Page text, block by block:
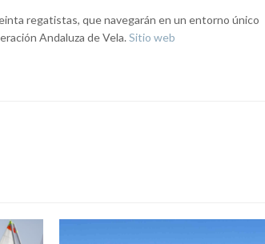
regatistas, que navegarán en un entorno único
Andaluza de Vela. Sitio web